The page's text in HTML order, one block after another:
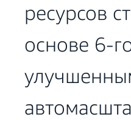
ресурсов
основе 6-